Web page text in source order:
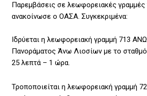
Παρεμβάσεις σε λεωφορειακές γραμμές
ανακοίνωσε ο ΟΑΣΑ. Συγκεκριμένα:
Ιδρύεται η λεωφορειακή γραμμή 713
Πανοράματος Άνω Λιοσίων με το
25 λεπτά – 1 ώρα.
Τροποποιείται η λεωφορειακή γραμμή